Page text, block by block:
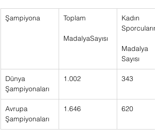
Şampiyona Toplam
MadalyaSayısı
Kadın
Madalya
Sayısı
Dünya
Şampiyonaları
1.002 343
Avrupa
Şampiyonaları
1.646 620